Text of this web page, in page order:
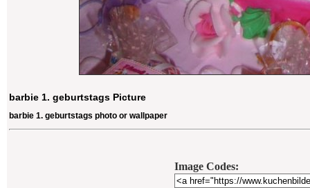
barbie 1. geburtstags Picture
barbie 1. geburtstags photo or wallpaper
Image Codes: